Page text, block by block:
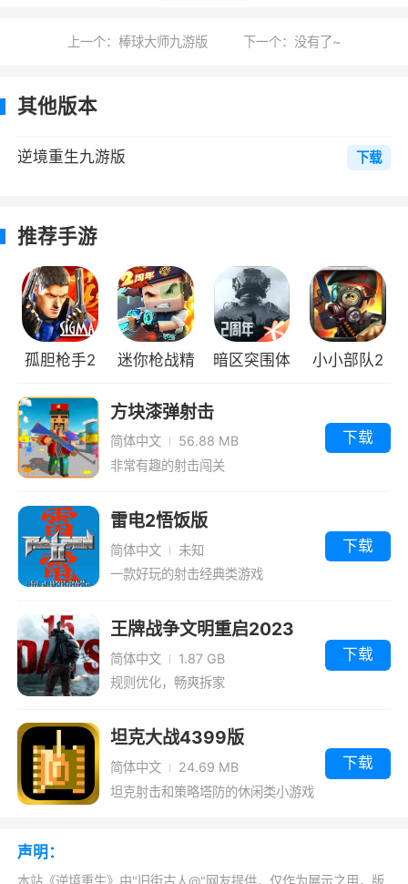
存者们4人组队部署重机枪、陷阱等防御工事，
复家园，无需重复建造。当然最好的防守往往是
进攻，选择主动出击其他幸存者的家园，携带
c4/tnt/火箭炮等高阶武器围攻并破坏其他小队的
庇护所，抢夺保险箱资源与勋章，夺得逃出神秘
3、你只能依靠原始的生存技能存活，这无
疑更能增强生存体验的沉浸感。有所不同的是，
战局的前3天只有特定区域才开放pvp，大部分区
域无法互相攻击，幸存者们会有更加充足的时间
进行家园建设、物资储备。这也意味着，即使你
展、组队合作
4、动态事件和随机任务：游戏中会不时出
现特殊事件，如空投材料和世界BOSS，这将增
加游戏的不可预测性和兴奋性。你可以通过完成
随机任务获得丰厚的奖励，并帮助玩家更快地成
长
还有AI机器人和变种生物。这些敌人具有极强的
作战能力，构成多种威胁。玩家需要面对来自不
同方向的攻击，并始终保持警惕
6、战局开启后的前三天，将限制PVP范
围。这将给每位幸存者者带来更多采集、建造、
制造装备的空间，做足准备面对一触即发的大战
1、目前逆境重生给人的感觉和明日之后、方
上一个：棒球大师九游版 下一个：没有了~
其他版本
逆境重生九游版 下载
推荐手游
孤胆枪手2
无限金币版
迷你枪战精
暗区突围体
小小部队2
币版
方块漆弹射击
简体中文
56.88 MB
非常有趣的射击闯关
下载
雷电2悟饭版
简体中文
未知
一款好玩的射击经典类游戏
下载
王牌战争文明重启2023
简体中文
1.87 GB
规则优化，畅爽拆家
下载
坦克大战4399版
简体中文
24.69 MB
坦克射击和策略塔防的休闲类小游戏
下载
声明：
本站《逆境重生》由"旧街古人@"网友提供，仅作为展示之用，版